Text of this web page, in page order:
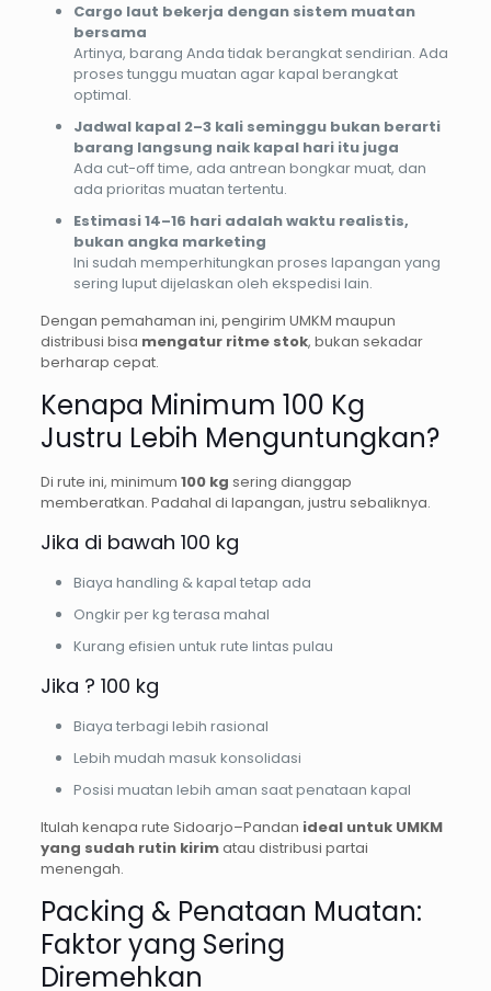
Cargo laut bekerja dengan sistem muatan
bersama
Artinya, barang Anda tidak berangkat sendirian. Ada
proses tunggu muatan agar kapal berangkat
optimal.
Jadwal kapal 2–3 kali seminggu bukan berarti
barang langsung naik kapal hari itu juga
Ada cut-off time, ada antrean bongkar muat, dan
ada prioritas muatan tertentu.
Estimasi 14–16 hari adalah waktu realistis,
bukan angka marketing
Ini sudah memperhitungkan proses lapangan yang
sering luput dijelaskan oleh ekspedisi lain.
Dengan pemahaman ini, pengirim UMKM maupun
distribusi bisa mengatur ritme stok, bukan sekadar
berharap cepat.
Kenapa Minimum 100 Kg
Justru Lebih Menguntungkan?
Di rute ini, minimum 100 kg sering dianggap
memberatkan. Padahal di lapangan, justru sebaliknya.
Jika di bawah 100 kg
Biaya handling & kapal tetap ada
Ongkir per kg terasa mahal
Kurang efisien untuk rute lintas pulau
Jika ? 100 kg
Biaya terbagi lebih rasional
Lebih mudah masuk konsolidasi
Posisi muatan lebih aman saat penataan kapal
Itulah kenapa rute Sidoarjo–Pandan ideal untuk UMKM
yang sudah rutin kirimatau distribusi partai
menengah.
Packing & Penataan Muatan:
Faktor yang Sering
Diremehkan